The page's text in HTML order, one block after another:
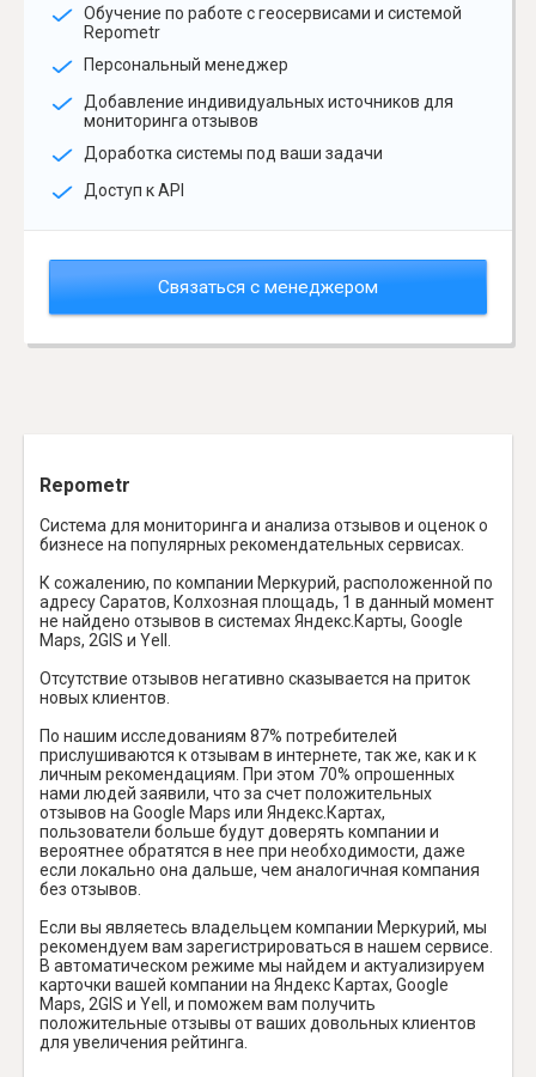
Обучение по работе с геосервисами и системой
Repometr
Персональный менеджер
Добавление индивидуальных источников для
мониторинга отзывов
Доработка системы под ваши задачи
Доступ к API
Связаться с менеджером
Repometr
Система для мониторинга и анализа отзывов и оценок о
бизнесе на популярных рекомендательных сервисах.
К сожалению, по компании Меркурий, расположенной по
адресу Саратов, Колхозная площадь, 1 в данный момент
не найдено отзывов в системах Яндекс.Карты, Google
Maps, 2GIS и Yell.
Отсутствие отзывов негативно сказывается на приток
новых клиентов.
По нашим исследованиям 87% потребителей
прислушиваются к отзывам в интернете, так же, как и к
личным рекомендациям. При этом 70% опрошенных
нами людей заявили, что за счет положительных
отзывов на Google Maps или Яндекс.Картах,
пользователи больше будут доверять компании и
вероятнее обратятся в нее при необходимости, даже
если локально она дальше, чем аналогичная компания
без отзывов.
Если вы являетесь владельцем компании Меркурий, мы
рекомендуем вам зарегистрироваться в нашем сервисе.
В автоматическом режиме мы найдем и актуализируем
карточки вашей компании на Яндекс Картах, Google
Maps, 2GIS и Yell, и поможем вам получить
положительные отзывы от ваших довольных клиентов
для увеличения рейтинга.